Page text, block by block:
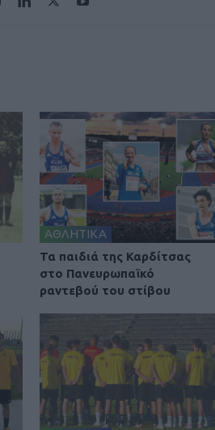
ΑΘΛΗΤΙΚΑ
Τα παιδιά της Καρδίτσας
στο Πανευρωπαϊκό
ραντεβού του στίβου